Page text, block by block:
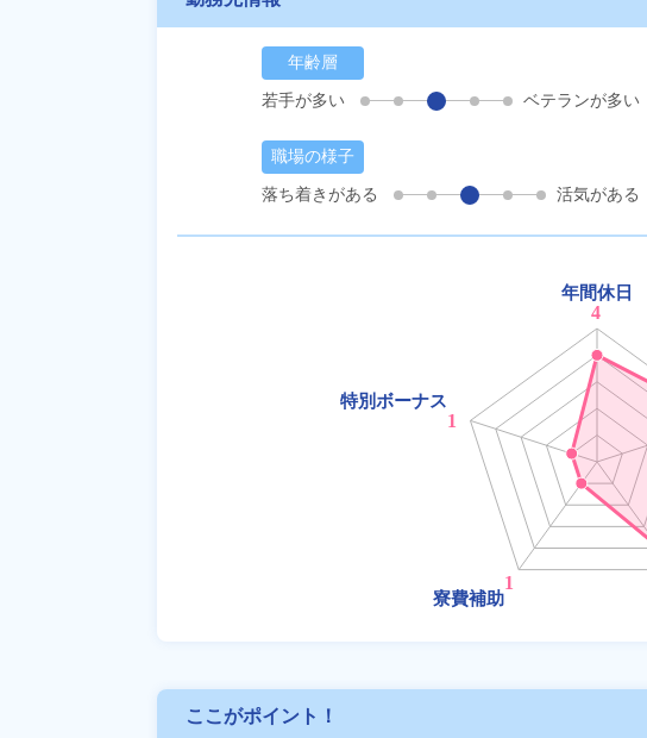
年齢層
若手が多い
ベテランが多い
職場の様子
落ち着きがある
活気がある
ここがポイント！